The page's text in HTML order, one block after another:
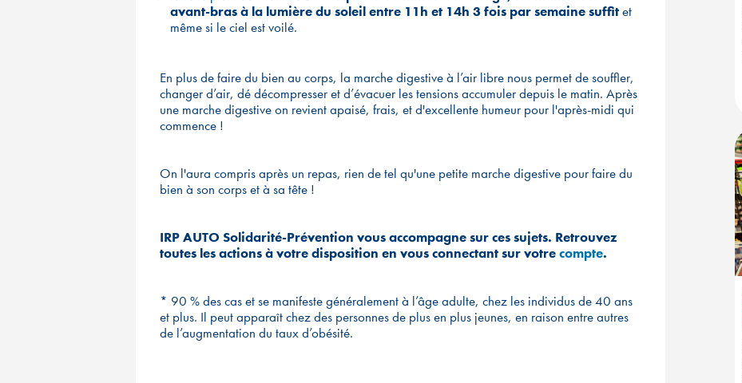
avant-bras à la lumière du soleil entre 11h et 14h 3 fois par semaine suffitet
même si le ciel est voilé.
En plus de faire du bien au corps, la marche digestive à l’air libre nous permet de souffler,
changer d’air, dé décompresser et d’évacuer les tensions accumuler depuis le matin. Après
une marche digestive on revient apaisé, frais, et d'excellente humeur pour l'après-midi qui
commence !
On l'aura compris après un repas, rien de tel qu'une petite marche digestive pour faire du
bien à son corps et à sa tête !
IRP AUTO Solidarité-Prévention vous accompagne sur ces sujets. Retrouvez
toutes les actions à votre disposition en vous connectant sur votrecompte.
* 90 % des cas et se manifeste généralement à l’âge adulte, chez les individus de 40 ans
et plus. Il peut apparaît chez des personnes de plus en plus jeunes, en raison entre autres
de l’augmentation du taux d’obésité.